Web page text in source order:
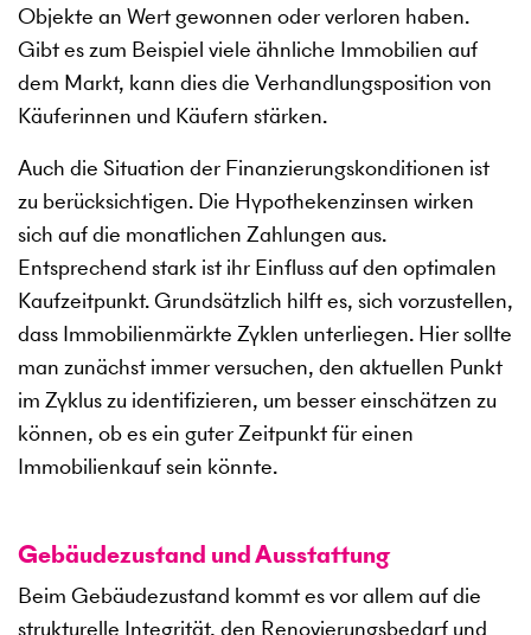
Objekte an Wert gewonnen oder verloren haben.
Gibt es zum Beispiel viele ähnliche Immobilien auf
dem Markt, kann dies die Verhandlungsposition von
Käuferinnen und Käufern stärken.
Auch die Situation der Finanzierungskonditionen ist
zu berücksichtigen. Die Hypothekenzinsen wirken
sich auf die monatlichen Zahlungen aus.
Entsprechend stark ist ihr Einfluss auf den optimalen
Kaufzeitpunkt. Grundsätzlich hilft es, sich vorzustellen,
dass Immobilienmärkte Zyklen unterliegen. Hier sollte
man zunächst immer versuchen, den aktuellen Punkt
im Zyklus zu identifizieren, um besser einschätzen zu
können, ob es ein guter Zeitpunkt für einen
Immobilienkauf sein könnte.
Gebäudezustand und Ausstattung
Beim Gebäudezustand kommt es vor allem auf die
strukturelle Integrität, den Renovierungsbedarf und